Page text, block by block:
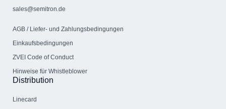
sales@semitron.de
AGB / Liefer- und Zahlungs­bedingungen
Einkaufsbedingungen
ZVEI Code of Conduct
Hinweise für Whistleblower
Distribution
Linecard